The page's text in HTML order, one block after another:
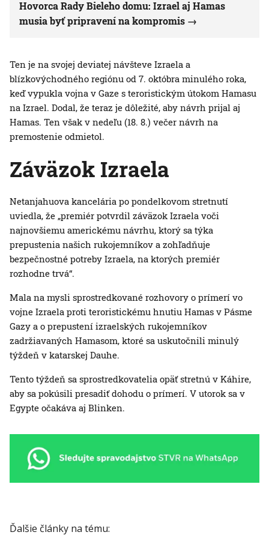
Hovorca Rady Bieleho domu: Izrael aj Hamas
musia byť pripravení na kompromis
Ten je na svojej deviatej návšteve Izraela a
blízkovýchodného regiónu od 7. októbra minulého roka,
keď vypukla vojna v Gaze s teroristickým útokom Hamasu
na Izrael. Dodal, že teraz je dôležité, aby návrh prijal aj
Hamas. Ten však v nedeľu (18. 8.) večer návrh na
premostenie odmietol.
Záväzok Izraela
Netanjahuova kancelária po pondelkovom stretnutí
uviedla, že „premiér potvrdil záväzok Izraela voči
najnovšiemu americkému návrhu, ktorý sa týka
prepustenia našich rukojemníkov a zohľadňuje
bezpečnostné potreby Izraela, na ktorých premiér
rozhodne trvá“.
Mala na mysli sprostredkované rozhovory o prímerí vo
vojne Izraela proti teroristickému hnutiu Hamas v Pásme
Gazy a o prepustení izraelských rukojemníkov
zadržiavaných Hamasom, ktoré sa uskutočnili minulý
týždeň v katarskej Dauhe.
Tento týždeň sa sprostredkovatelia opäť stretnú v Káhire,
aby sa pokúsili presadiť dohodu o prímerí. V utorok sa v
Egypte očakáva aj Blinken.
Ďalšie články na tému: